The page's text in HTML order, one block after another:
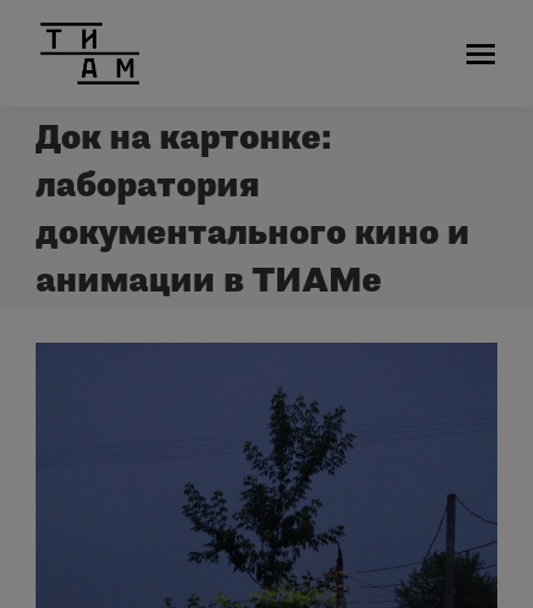
Док на картонке:
лаборатория
документального кино и
анимации в ТИАМе